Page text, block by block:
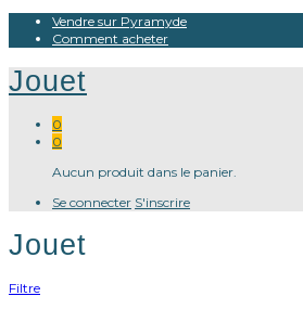
Vendre sur Pyramyde
Comment acheter
Jouet
0
0
Aucun produit dans le panier.
Se connecter S'inscrire
Jouet
Filtre